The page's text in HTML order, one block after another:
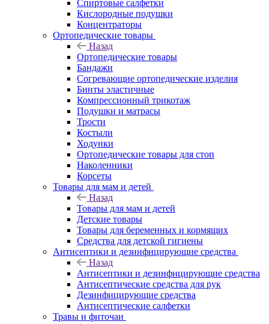
Спиртовые салфетки
Кислородные подушки
Концентраторы
Ортопедические товары
Назад
Ортопедические товары
Бандажи
Согревающие ортопедические изделия
Бинты эластичные
Компрессионный трикотаж
Подушки и матрасы
Трости
Костыли
Ходунки
Ортопедические товары для стоп
Наколенники
Корсеты
Товары для мам и детей
Назад
Товары для мам и детей
Детские товары
Товары для беременных и кормящих
Средства для детской гигиены
Антисептики и дезинфицирующие средства
Назад
Антисептики и дезинфицирующие средства
Антисептические средства для рук
Дезинфицирующие средства
Антисептические салфетки
Травы и фиточаи